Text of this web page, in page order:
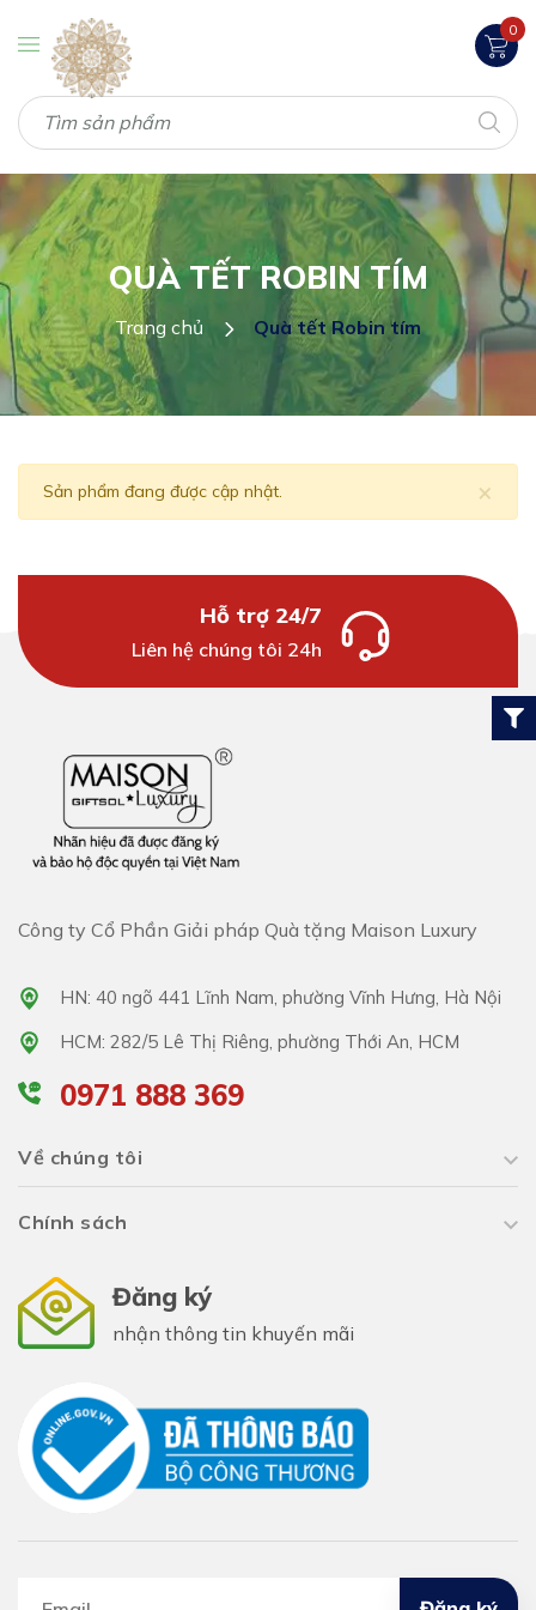
0
QUÀ TẾT ROBIN TÍM
Trang chủ Quà tết Robin tím
×
Sản phẩm đang được cập nhật.
Hỗ trợ 24/7
Liên hệ chúng tôi 24h
Công ty Cổ Phần Giải pháp Quà tặng Maison Luxury
HN: 40 ngõ 441 Lĩnh Nam, phường Vĩnh Hưng, Hà Nội
HCM: 282/5 Lê Thị Riêng, phường Thới An, HCM
0971 888 369
Về chúng tôi
Chính sách
Đăng ký
nhận thông tin khuyến mãi